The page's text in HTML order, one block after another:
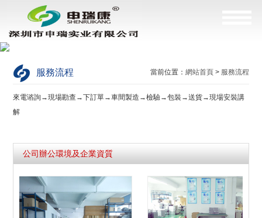
服務流程 當前位置： 網站首頁> 服務流程
來電谘詢→現場勘查→下訂單→車間製造→檢驗→包裝→送貨→現場安裝講
解
公司辦公環境及企業資質